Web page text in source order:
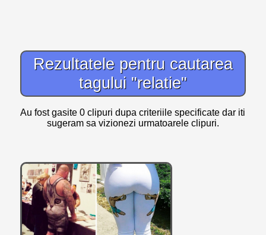
Rezultatele pentru cautarea
tagului "relatie"
Au fost gasite 0 clipuri dupa criteriile specificate dar iti
sugeram sa vizionezi urmatoarele clipuri.